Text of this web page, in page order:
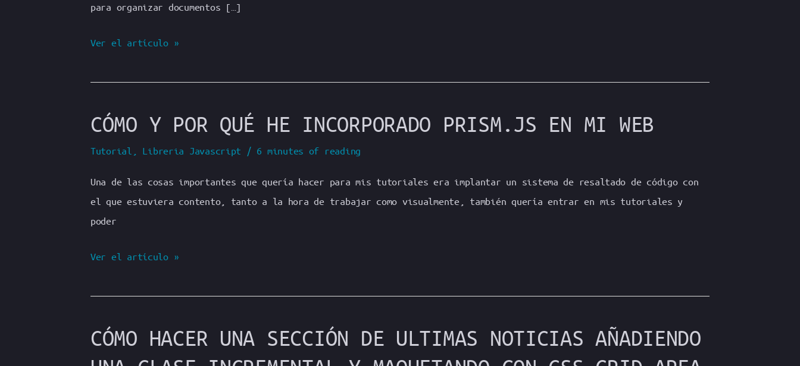
para organizar documentos […]
Utilizando
galería
medios
WordPress
para
listar
PDFs
Ver el artículo »
CÓMO Y POR QUÉ HE INCORPORADO PRISM.JS EN MI WEB
Tutorial Libreria Javascript / 6 minutes of reading
Una de las cosas importantes que quería hacer para mis tutoriales era implantar un sistema de resaltado de código con
el que estuviera contento, tanto a la hora de trabajar como visualmente, también quería entrar en mis tutoriales y
poder
Cómo
por
he
Ver el artículo »
CÓMO HACER UNA SECCIÓN DE ULTIMAS NOTICIAS AÑADIENDO